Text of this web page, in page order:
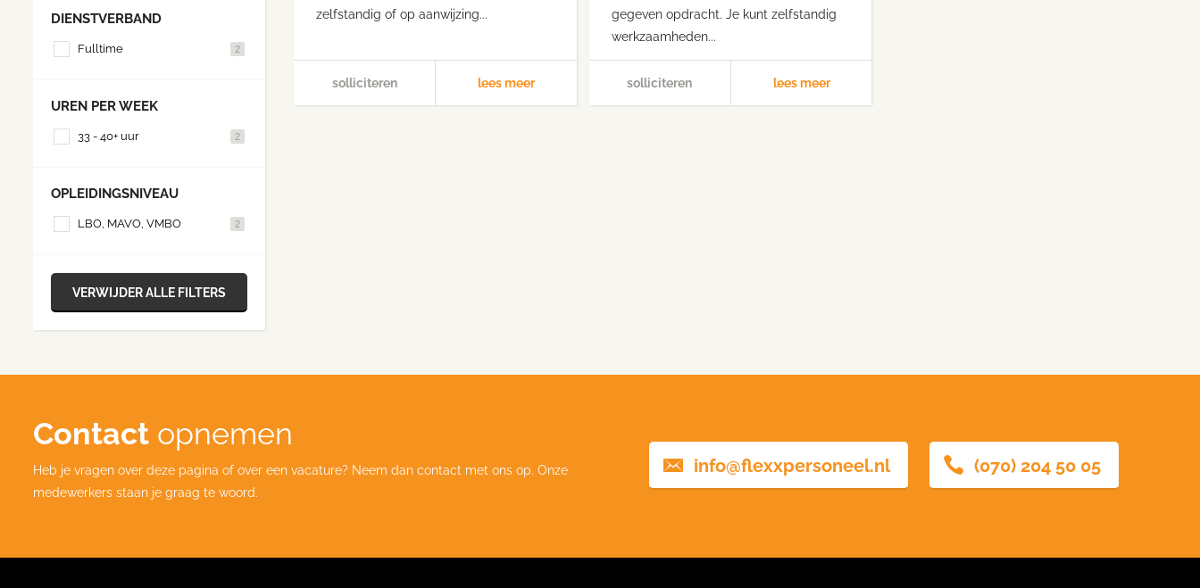
DIENSTVERBAND
Fulltime 2
UREN PER WEEK
33 - 40+ uur 2
OPLEIDINGSNIVEAU
LBO, MAVO, VMBO 2
VERWIJDER ALLE FILTERS
zelfstandig of op aanwijzing...
solliciteren lees meer
gegeven opdracht. Je kunt zelfstandig
werkzaamheden...
solliciteren lees meer
Contact opnemen
Heb je vragen over deze pagina of over een vacature? Neem dan contact met ons op. Onze
medewerkers staan je graag te woord.
info@flexxpersoneel.nl (070) 204 50 05